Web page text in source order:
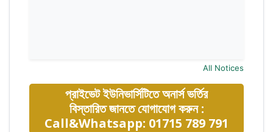
All Notices
প্রাইভেট ইউনিভার্সিটিতে অনার্স ভর্তির
বিস্তারিত জানতে যোগাযোগ করুন :
Call&Whatsapp: 01715 789 791